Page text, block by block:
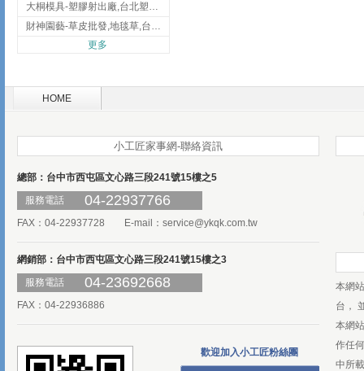
大桐模具-塑膠射出廠,台北塑膠射出廠
財神園藝-草皮批發,地毯草,台北草,彰化地毯草,彰化台北草
更多
HOME
小工匠家事網-聯絡資訊
總部：台中市西屯區文心路三段241號15樓之5
服務電話
04-22937766
FAX：04-22937728 E-mail： service@ykqk.com.tw
網銷部：台中市西屯區文心路三段241號15樓之3
服務電話
04-23692668
FAX：04-22936886
歡迎加入小工匠粉絲團
本網
台，
本網
作任
中所